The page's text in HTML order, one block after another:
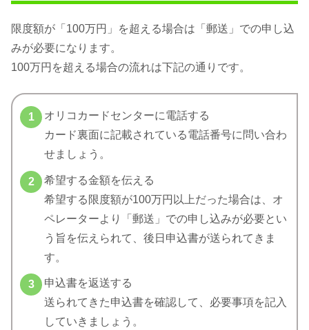
限度額が「100万円」を超える場合は「郵送」での申し込
みが必要になります。
100万円を超える場合の流れは下記の通りです。
オリコカードセンターに電話する
カード裏面に記載されている電話番号に問い合わ
せましょう。
希望する金額を伝える
希望する限度額が100万円以上だった場合は、オ
ペレーターより「郵送」での申し込みが必要とい
う旨を伝えられて、後日申込書が送られてきま
す。
申込書を返送する
送られてきた申込書を確認して、必要事項を記入
していきましょう。